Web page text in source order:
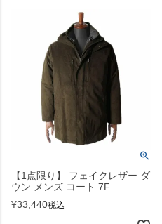
【1点限り】 フェイクレザー ダ
ウン メンズ コート 7F
¥33,440税込